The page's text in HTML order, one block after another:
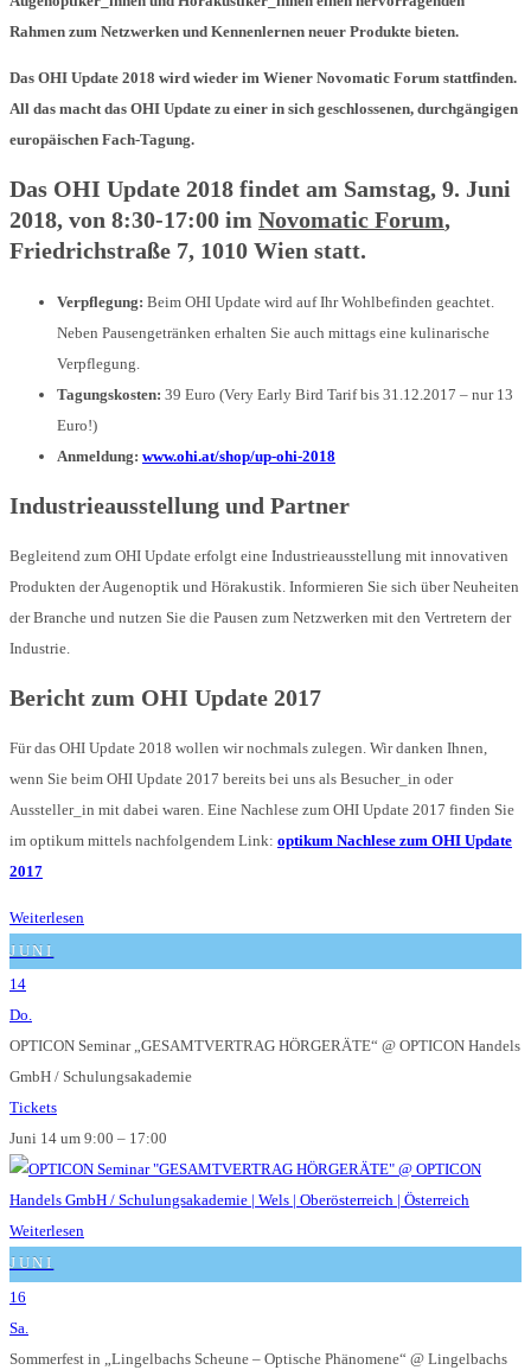
Rahmen zum Netzwerken und Kennenlernen neuer Produkte bieten.
Das OHI Update 2018 wird wieder im Wiener Novomatic Forum stattfinden.
All das macht das OHI Update zu einer in sich geschlossenen, durchgängigen
europäischen Fach-Tagung.
Das OHI Update 2018 findet am Samstag, 9. Juni
2018, von 8:30-17:00 im Novomatic Forum,
Friedrichstraße 7, 1010 Wien statt.
Verpflegung: Beim OHI Update wird auf Ihr Wohlbefinden geachtet.
Neben Pausengetränken erhalten Sie auch mittags eine kulinarische
Verpflegung.
Tagungskosten: 39 Euro (Very Early Bird Tarif bis 31.12.2017 – nur 13
Euro!)
Anmeldung: www.ohi.at/shop/up-ohi-2018
Industrieausstellung und Partner
Begleitend zum OHI Update erfolgt eine Industrieausstellung mit innovativen
Produkten der Augenoptik und Hörakustik. Informieren Sie sich über Neuheiten
der Branche und nutzen Sie die Pausen zum Netzwerken mit den Vertretern der
Industrie.
Bericht zum OHI Update 2017
Für das OHI Update 2018 wollen wir nochmals zulegen. Wir danken Ihnen,
wenn Sie beim OHI Update 2017 bereits bei uns als Besucher_in oder
Aussteller_in mit dabei waren. Eine Nachlese zum OHI Update 2017 finden Sie
im optikum mittels nachfolgendem Link: optikum Nachlese zum OHI Update
2017
Weiterlesen
JUNI
14
Do.
OPTICON Seminar „GESAMTVERTRAG HÖRGERÄTE“ @ OPTICON Handels
GmbH / Schulungsakademie
Tickets
Juni 14 um 9:00 – 17:00
Weiterlesen
JUNI
16
Sa.
Sommerfest in „Lingelbachs Scheune – Optische Phänomene“ @ Lingelbachs